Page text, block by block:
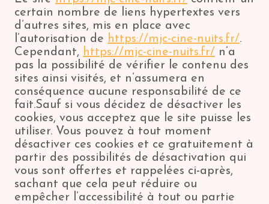
certain nombre de liens hypertextes vers
d’autres sites, mis en place avec
l’autorisation de https://mjc-cine-nuits.fr/.
Cependant, https://mjc-cine-nuits.fr/ n’a
pas la possibilité de vérifier le contenu des
sites ainsi visités, et n’assumera en
conséquence aucune responsabilité de ce
fait.Sauf si vous décidez de désactiver les
cookies, vous acceptez que le site puisse les
utiliser. Vous pouvez à tout moment
désactiver ces cookies et ce gratuitement à
partir des possibilités de désactivation qui
vous sont offertes et rappelées ci-après,
sachant que cela peut réduire ou
empêcher l’accessibilité à tout ou partie